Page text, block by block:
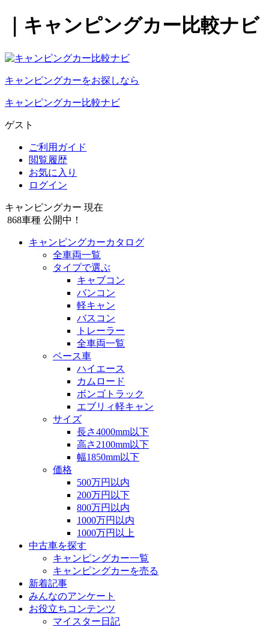
｜キャンピングカー比較ナビ
キャンピングカーをお探しなら
キャンピングカー比較ナビ
ゲスト
ご利用ガイド
閲覧履歴
お気に入り
ログイン
キャンピングカー 現在
868車種 公開中！
キャンピングカーカタログ
全車両一覧
タイプで選ぶ
キャブコン
バンコン
軽キャン
バスコン
トレーラー
全車両一覧
ベース車
ハイエース
カムロード
ボンゴトラック
エブリィ軽キャン
サイズ
長さ4000mm以下
高さ2100mm以下
幅1850mm以下
価格
500万円以内
200万円以下
800万円以内
1000万円以内
1000万円以上
中古車を探す
キャンピングカー一覧
キャンピングカーを売る
新着記事
みんなのアンケート
お役立ちコンテンツ
マイスター日記